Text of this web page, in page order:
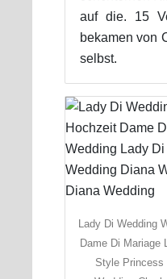
auf die. 15
bekamen von
selbst.
Lady Di Wedding
Dame Di Mariage
Style Princess